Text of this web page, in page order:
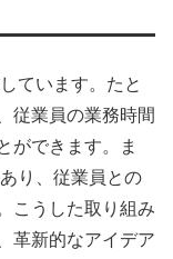
ています。たと
従業員の業務時間
ができます。ま
り、従業員との
こうした取り組み
革新的なアイデア